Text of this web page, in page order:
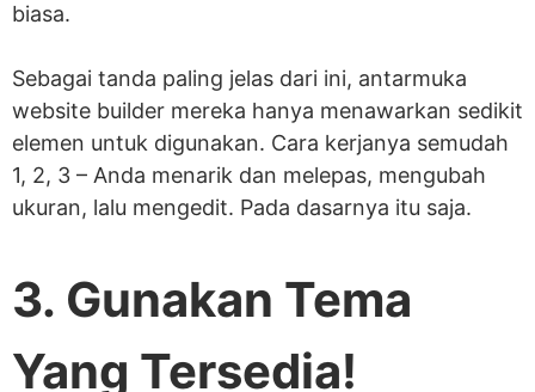
biasa.
Sebagai tanda paling jelas dari ini, antarmuka
website builder mereka hanya menawarkan sedikit
elemen untuk digunakan. Cara kerjanya semudah
1, 2, 3 – Anda menarik dan melepas, mengubah
ukuran, lalu mengedit. Pada dasarnya itu saja.
3. Gunakan Tema
Yang Tersedia!